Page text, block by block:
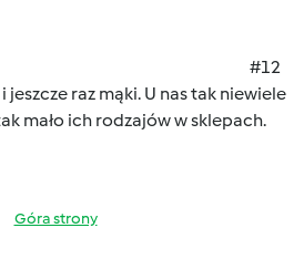
#12
jeszcze raz mąki. U nas tak niewiele
mało ich rodzajów w sklepach.
Góra strony